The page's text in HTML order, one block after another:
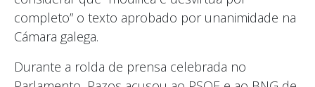
completo” o texto aprobado por unanimidade na
Cámara galega.
Durante a rolda de prensa celebrada no